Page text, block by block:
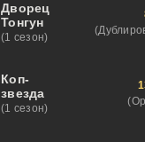
Дворец
Тонгун
(1 сезон)
Коп-
звезда
(1 сезон)